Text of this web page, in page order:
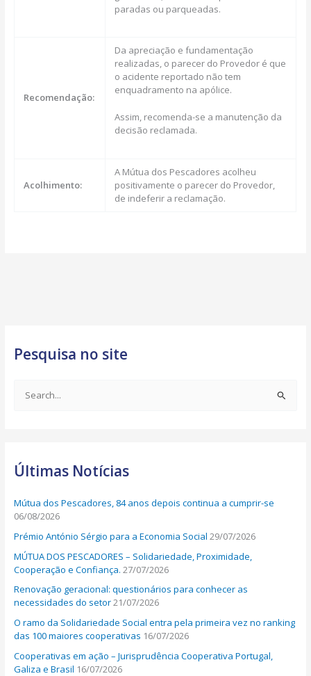
paradas ou parqueadas.
Recomendação:
Da apreciação e fundamentação
realizadas, o parecer do Provedor é que
o acidente reportado não tem
enquadramento na apólice.
Assim, recomenda-se a manutenção da
decisão reclamada.
Acolhimento:
A Mútua dos Pescadores acolheu
positivamente o parecer do Provedor,
de indeferir a reclamação.
Pesquisa no site
c
f
o
r
:
Últimas Notícias
Mútua dos Pescadores, 84 anos depois continua a cumprir-se
06/08/2026
Prémio António Sérgio para a Economia Social 29/07/2026
MÚTUA DOS PESCADORES – Solidariedade, Proximidade,
Cooperação e Confiança. 27/07/2026
Renovação geracional: questionários para conhecer as
necessidades do setor21/07/2026
O ramo da Solidariedade Social entra pela primeira vez no ranking
das 100 maiores cooperativas 16/07/2026
Cooperativas em ação – Jurisprudência Cooperativa Portugal,
Galiza e Brasil 16/07/2026